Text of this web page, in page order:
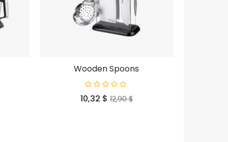
Wooden Spoons
Preço
10,32 $ Preço
12,90 $